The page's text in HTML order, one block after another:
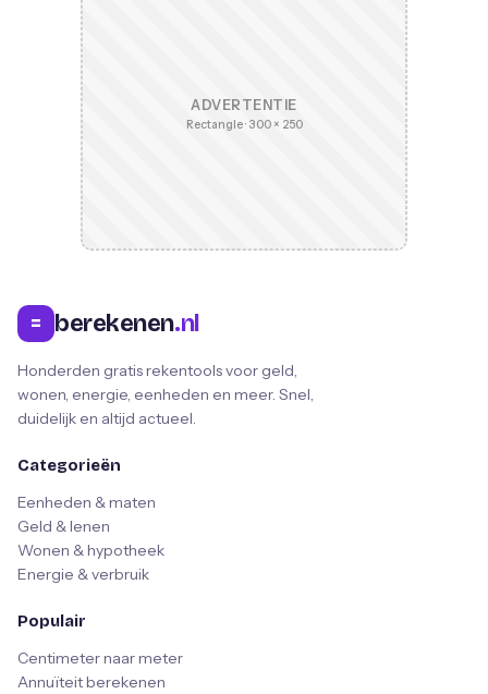
ADVERTENTIE
Rectangle · 300 × 250
= berekenen.nl
Honderden gratis rekentools voor geld,
wonen, energie, eenheden en meer. Snel,
duidelijk en altijd actueel.
Categorieën
Eenheden & maten
Geld & lenen
Wonen & hypotheek
Energie & verbruik
Populair
Centimeter naar meter
Annuïteit berekenen